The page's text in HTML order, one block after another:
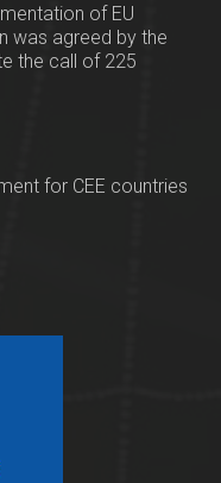
of EU
was agreed by the
the call of 225
for CEE countries